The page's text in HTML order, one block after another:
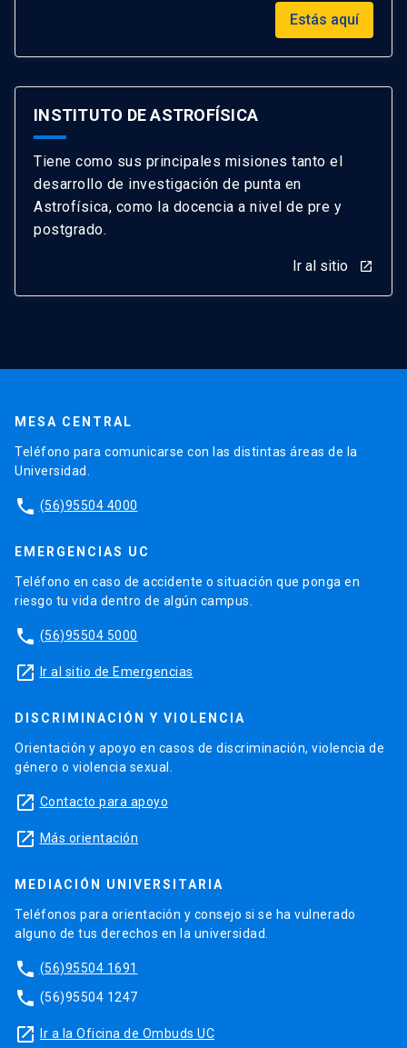
Estás aquí
INSTITUTO DE ASTROFÍSICA
Tiene como sus principales misiones tanto el
desarrollo de investigación de punta en
Astrofísica, como la docencia a nivel de pre y
postgrado.
Ir al sitio launch
MESA CENTRAL
Teléfono para comunicarse con las distintas áreas de la
Universidad.
phone (56)95504 4000
EMERGENCIAS UC
Teléfono en caso de accidente o situación que ponga en
riesgo tu vida dentro de algún campus.
phone (56)95504 5000
launch Ir al sitio de Emergencias
DISCRIMINACIÓN Y VIOLENCIA
Orientación y apoyo en casos de discriminación, violencia de
género o violencia sexual.
launch Contacto para apoyo
launch Más orientación
MEDIACIÓN UNIVERSITARIA
Teléfonos para orientación y consejo si se ha vulnerado
alguno de tus derechos en la universidad.
phone (56)95504 1691
phone (56)95504 1247
launch Ir a la Oficina de Ombuds UC